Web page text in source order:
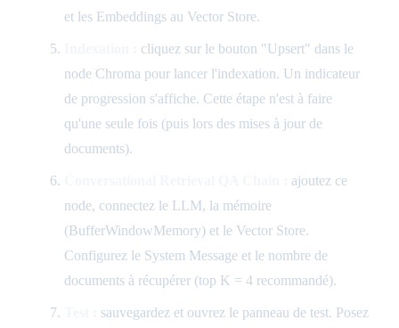
et les Embeddings au Vector Store.
cliquez sur le bouton "Upsert" dans le
node Chroma pour lancer l'indexation. Un indicateur
de progression s'affiche. Cette étape n'est à faire
qu'une seule fois (puis lors des mises à jour de
documents).
ajoutez ce
node, connectez le LLM, la mémoire
(BufferWindowMemory) et le Vector Store.
Configurez le System Message et le nombre de
documents à récupérer (top K = 4 recommandé).
sauvegardez et ouvrez le panneau de test. Posez